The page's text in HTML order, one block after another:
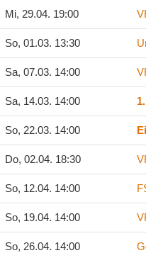
Mi, 29.04. 19:00
So, 01.03. 13:30
Sa, 07.03. 14:00
Sa, 14.03. 14:00
So, 22.03. 14:00
Do, 02.04. 18:30
So, 12.04. 14:00
So, 19.04. 14:00
So, 26.04. 14:00